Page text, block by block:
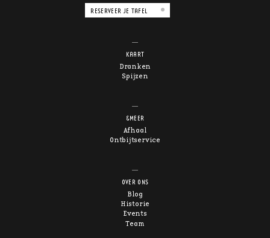
RESERVEER JE TAFEL
KAART
Dranken
Spijzen
&MEER
Afhaal
Ontbijtservice
OVER ONS
Blog
Historie
Events
Team